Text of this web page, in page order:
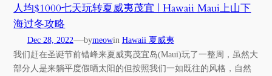
人均$1000七天玩转夏威夷茂宜 | Hawaii Maui上山下
海过冬攻略
Dec 28, 2022—bymeowin Hawaii 夏威夷
我们赶在圣诞节前错峰来夏威夷茂宜岛(Maui)玩了一整周，虽然大
部分人是来躺平度假晒太阳的但按照我们一如既往的风格，自然